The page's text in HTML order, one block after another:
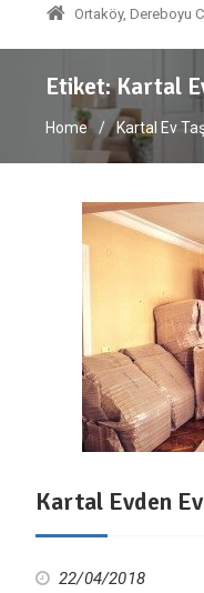
Ortaköy, Dereboyu
Etiket:Kartal
Home Kartal Ev
Kartal Evden
22/04/2018